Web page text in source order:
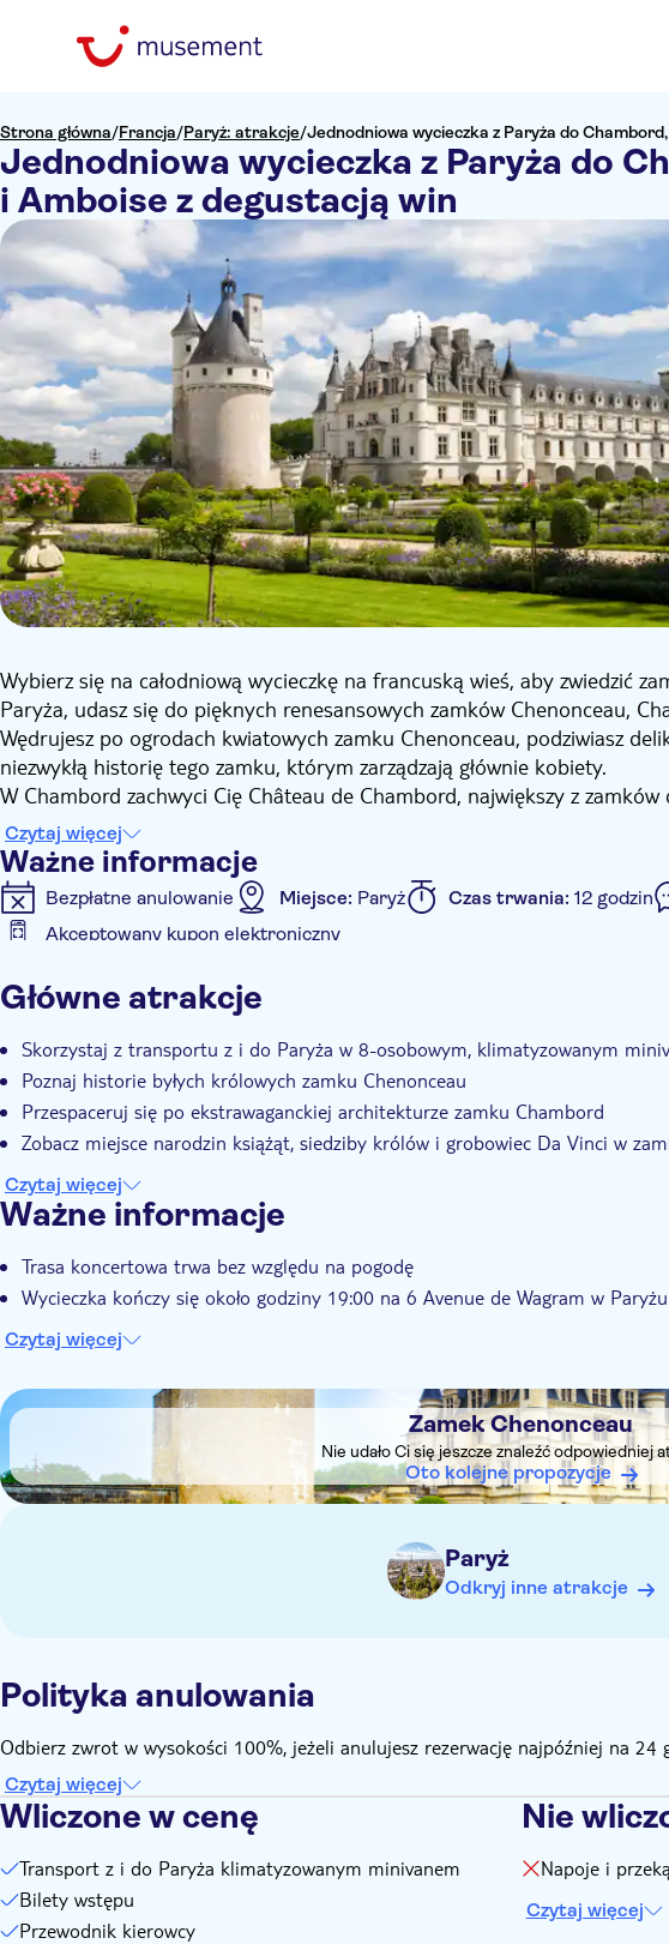
Strona główna/Francja/Paryż: atrakcje/Jednodniowa wycieczka z Paryża do
Jednodniowa wycieczka z Paryża do
i Amboise z degustacją win
Wybierz się na całodniową wycieczkę na francuską wieś, aby zwiedzić
Paryża, udasz się do pięknych renesansowych zamków Chenonceau,
Wędrujesz po ogrodach kwiatowych zamku Chenonceau, podziwiasz
niezwykłą historię tego zamku, którym zarządzają głównie kobiety.
W Chambord zachwyci Cię Château de Chambord, największy z
jego ekstrawaganckiej architekturze, w tym po podwójnych spiralnych
kolumn i iglic zdobiących dach.
W Amboise odwiedzisz dwór Franciszka I, króla Francji, zobaczysz grób
wioskę przylegającą do zamku.
W ramach wycieczki odbędzie się degustacja win w Amboise.
Czytaj więcej
Ważne informacje
Bezpłatne anulowanie Miejsce: Paryż Czas trwania: 12 godzin
Akceptowany kupon elektroniczny
Natychmiastowe potwierdzenie
Główne atrakcje
Skorzystaj z transportu z i do Paryża w 8-osobowym, klimatyzowanym
Poznaj historie byłych królowych zamku Chenonceau
Przespaceruj się po ekstrawaganckiej architekturze zamku Chambord
Zobacz miejsce narodzin książąt, siedziby królów i grobowiec Da Vinci w
Czytaj więcej
Ważne informacje
Trasa koncertowa trwa bez względu na pogodę
Wycieczka kończy się około godziny 19:00 na 6 Avenue de Wagram w Paryżu
Czytaj więcej
DSA1Zamek Chenonceau
Zamek Chenonceau
Nie udało Ci się jeszcze znaleźć odpowiedniej
Oto kolejne propozycje
Paryż
Odkryj inne atrakcje
Polityka anulowania
Odbierz zwrot w wysokości 100%, jeżeli anulujesz rezerwację najpóźniej na 24
Czytaj więcej
Wliczone w cenę
Transport z i do Paryża klimatyzowanym minivanem
Bilety wstępu
Przewodnik kierowcy
Nie
Napoje i
Czytaj więcej